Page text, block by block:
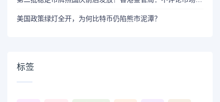
美国政策绿灯全开，为何比特币仍陷熊市泥潭？
标签